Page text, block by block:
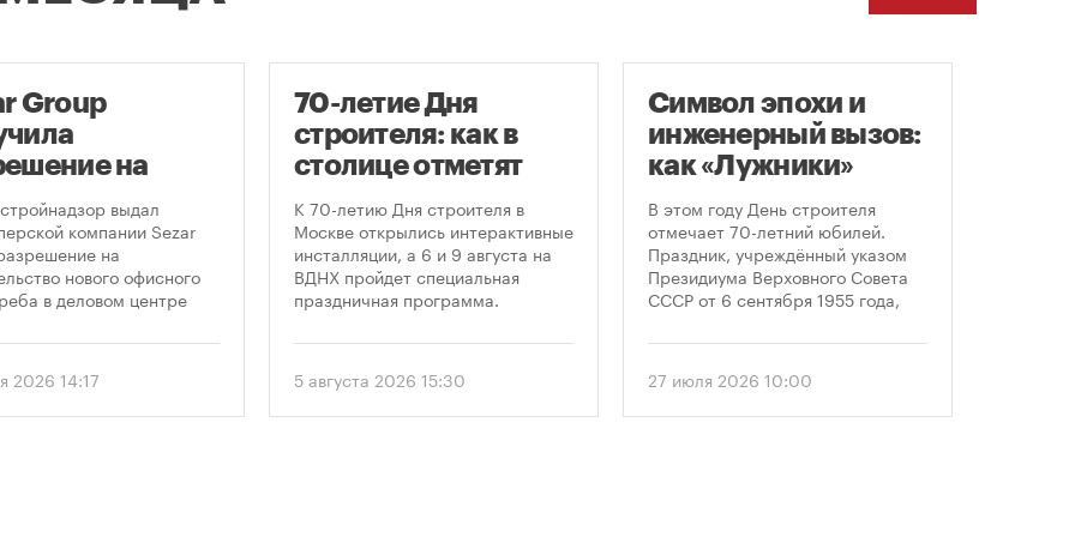
Group
на
в
Сити»
выдал
компании Sezar
на
нового офисного
в деловом центре
возведение 52-
2026 14:17
70-летие Дня
строителя: как в
столице отметят
круглую дату
профессионального
праздника
К 70-летию Дня строителя в
Москве открылись интерактивные
инсталляции, а 6 и 9 августа на
ВДНХ пройдет специальная
праздничная программа.
5 августа 2026 15:30
Символ эпохи и
инженерный вызов:
как «Лужники»
стали символом
Дня строителя
В этом году День строителя
отмечает 70-летний юбилей.
Праздник, учреждённый указом
Президиума Верховного Совета
СССР от 6 сентября 1955 года,
1956 года. И главным подарком
стало открытие Большой
спортивной арены «Лужники». С
27 июля 2026 10:00